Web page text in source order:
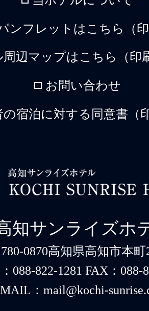
ンフレットはこちら（
辺マップはこちら（印
お問い合わせ
の宿泊に対する同意書（
知サンライズホ
0870高知県高知市本町
088-822-1281 FAX：088-
MAIL：mail@kochi-